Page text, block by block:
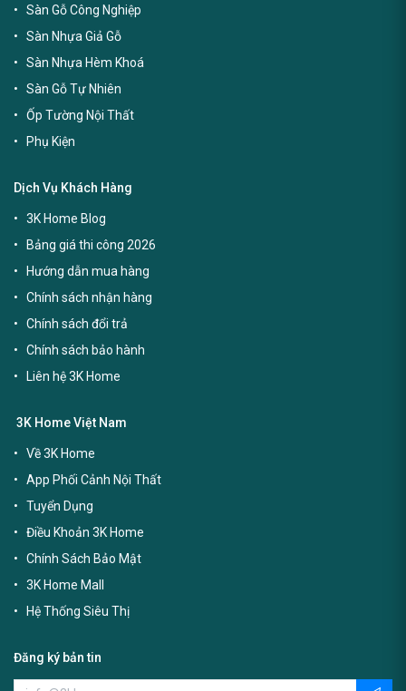
Sàn Gỗ Công Nghiệp
Sàn Nhựa Giả Gỗ
Sàn Nhựa Hèm Khoá
Sàn Gỗ Tự Nhiên
Ốp Tường Nội Thất
Phụ Kiện
Dịch Vụ Khách Hàng
3K Home Blog
Bảng giá thi công 2026
Hướng dẫn mua hàng
Chính sách nhận hàng
Chính sách đổi trả
Chính sách bảo hành
Liên hệ 3K Home
3K Home Việt Nam
Về 3K Home
App Phối Cảnh Nội Thất
Tuyển Dụng
Điều Khoản 3K Home
Chính Sách Bảo Mật
3K Home Mall
Hệ Thống Siêu Thị
Đăng ký bản tin